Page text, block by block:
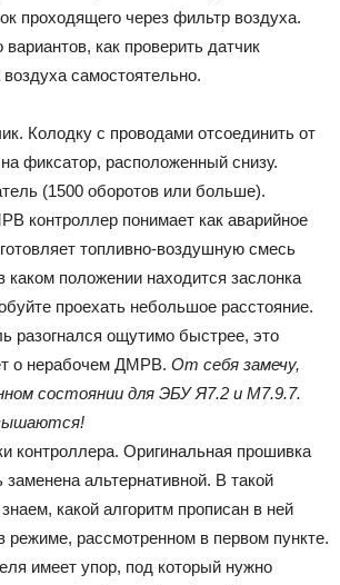
проходящего через фильтр воздуха.
как проверить датчик
самостоятельно.
Колодку с проводами отсоединить от
фиксатор, расположенный снизу.
(1500 оборотов или больше).
контроллер понимает как аварийное
топливно-воздушную смесь
каком положении находится заслонка
проехать небольшое расстояние.
разогнался ощутимо быстрее, это
о нерабочем ДМРВ. От себя замечу,
состоянии для ЭБУ Я7.2 и М7.9.7.
контроллера. Оригинальная прошивка
альтернативной. В такой
какой алгоритм прописан в ней
режиме, рассмотренном в первом пункте.
имеет упор, под который нужно